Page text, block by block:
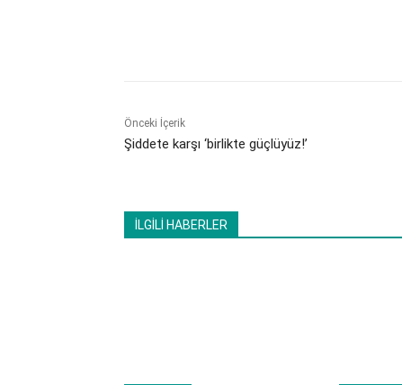
Önceki İçerik
Şiddete karşı ‘birlikte güçlüyüz!’
İLGİLİ HABERLER